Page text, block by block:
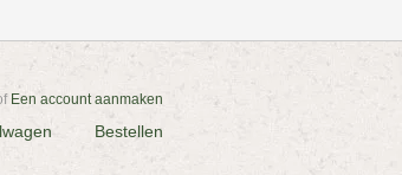
Een account aanmaken
Bestellen